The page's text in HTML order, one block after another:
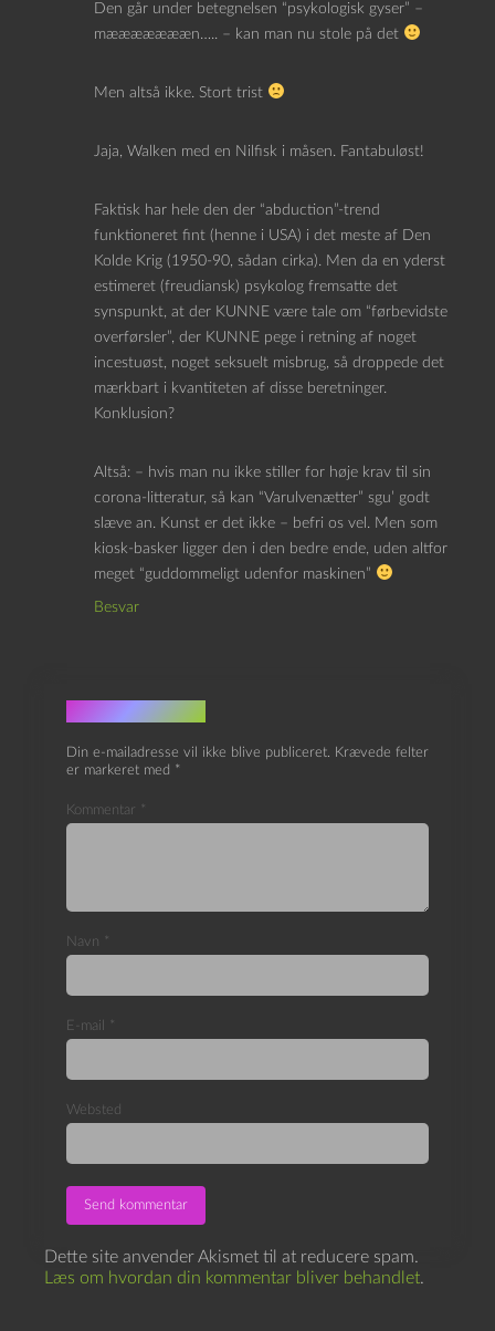
Den går under betegnelsen “psykologisk gyser” –
mæææææææn….. – kan man nu stole på det
Men altså ikke. Stort trist
Jaja, Walken med en Nilfisk i måsen. Fantabuløst!
Faktisk har hele den der “abduction”-trend
funktioneret fint (henne i USA) i det meste af Den
Kolde Krig (1950-90, sådan cirka). Men da en yderst
estimeret (freudiansk) psykolog fremsatte det
synspunkt, at der KUNNE være tale om “førbevidste
overførsler”, der KUNNE pege i retning af noget
incestuøst, noget seksuelt misbrug, så droppede det
mærkbart i kvantiteten af disse beretninger.
Konklusion?
Altså: – hvis man nu ikke stiller for høje krav til sin
corona-litteratur, så kan “Varulvenætter” sgu’ godt
slæve an. Kunst er det ikke – befri os vel. Men som
kiosk-basker ligger den i den bedre ende, uden altfor
meget “guddommeligt udenfor maskinen”
Besvar
Skriv et svar
Din e-mailadresse vil ikke blive publiceret. Krævede felter
er markeret med *
Kommentar *
Navn *
E-mail *
Websted
Dette site anvender Akismet til at reducere spam.
Læs om hvordan din kommentar bliver behandlet.